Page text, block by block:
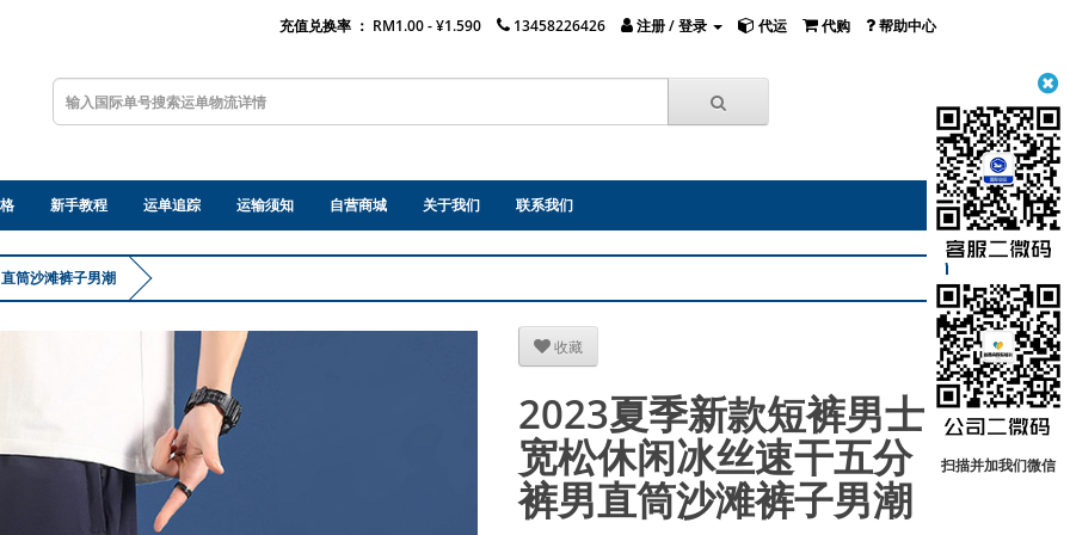
充值兑换率 ： RM1.00 - ¥1.590 13458226426 注册 / 登录 代运 代购 帮助中心
新手教程 运单追踪 运输须知 自营商城 关于我们 联系我们
筒沙滩裤子男潮
收藏
2023夏季新款短裤男士
宽松休闲冰丝速干五分
裤男直筒沙滩裤子男潮
扫描并加我们微信